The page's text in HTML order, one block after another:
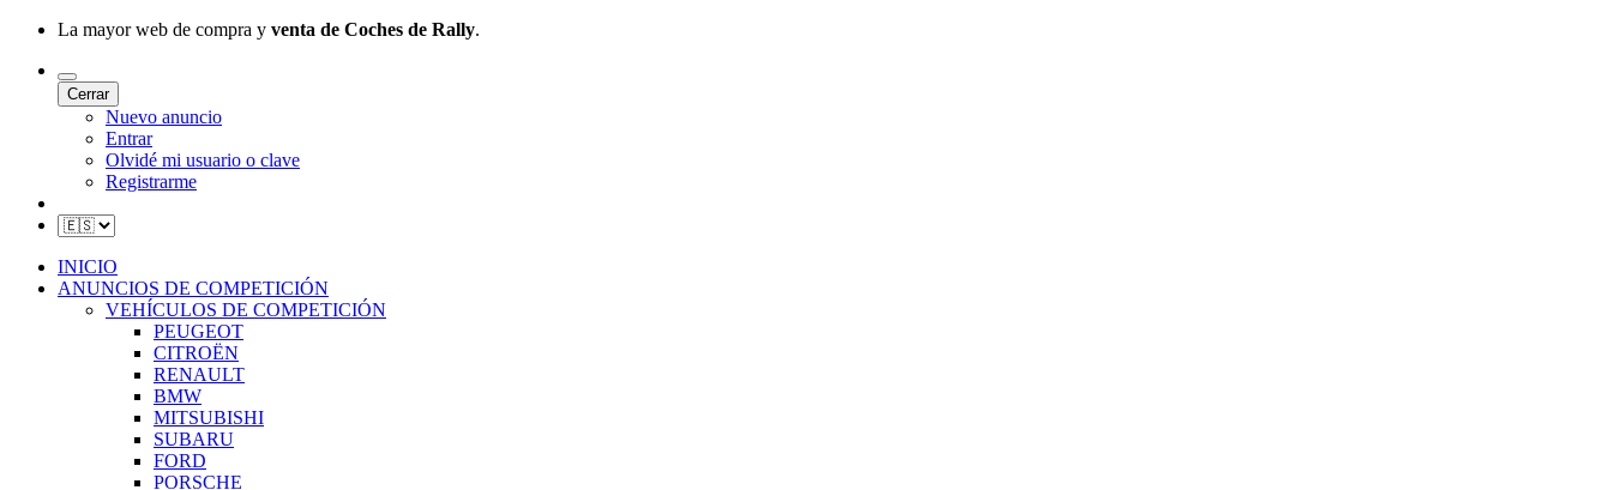
La mayor web de compra y venta de Coches de Rally.
Cerrar
Nuevo anuncio
Entrar
Olvidé mi usuario o clave
Registrarme
INICIO
ANUNCIOS DE COMPETICIÓN
VEHÍCULOS DE COMPETICIÓN
PEUGEOT
CITROËN
RENAULT
BMW
MITSUBISHI
SUBARU
FORD
PORSCHE